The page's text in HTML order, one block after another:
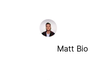
Matt Bio